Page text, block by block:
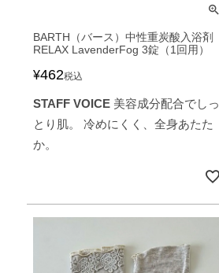
BARTH（バース）中性重炭酸入浴剤
RELAX LavenderFog 3錠（1回用）
¥462税込
STAFF VOICE美容成分配合でしっ
とり肌。 冷めにくく、全身あたた
か。